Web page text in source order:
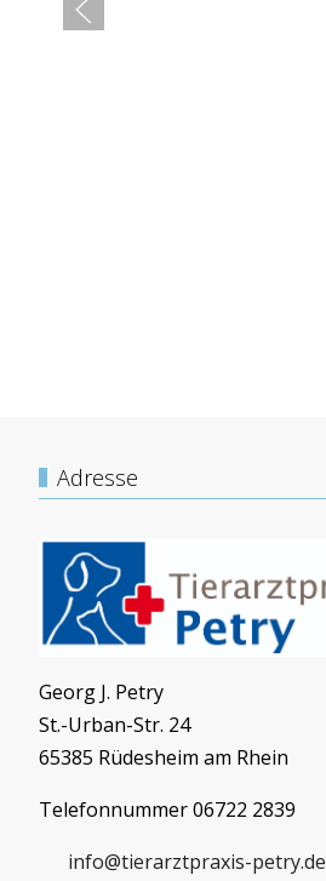
Adresse
Georg J. Petry
St.-Urban-Str. 24
65385 Rüdesheim am Rhein
Telefonnummer 06722 2839
info@tierarztpraxis-petry.de